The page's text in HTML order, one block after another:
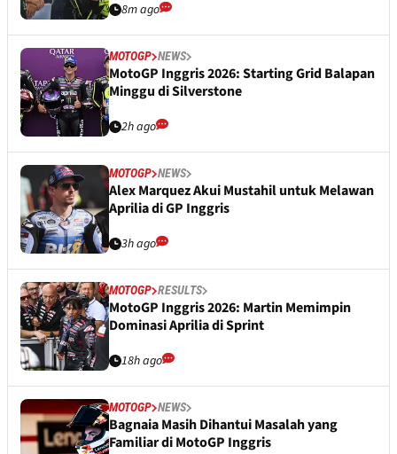
8m ago
MOTOGP NEWS
MotoGP Inggris 2026: Starting Grid Balapan
Minggu di Silverstone
2h ago
MOTOGP NEWS
Alex Marquez Akui Mustahil untuk Melawan
Aprilia di GP Inggris
3h ago
MOTOGP RESULTS
MotoGP Inggris 2026: Martin Memimpin
Dominasi Aprilia di Sprint
18h ago
MOTOGP NEWS
Bagnaia Masih Dihantui Masalah yang
Familiar di MotoGP Inggris